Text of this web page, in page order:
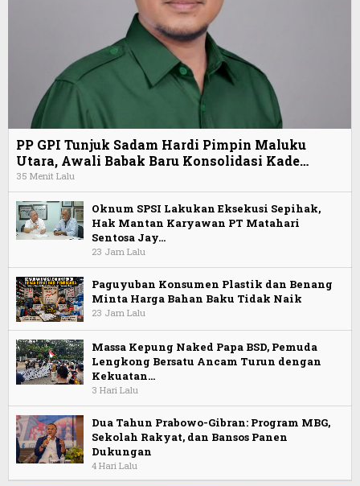
PP GPI Tunjuk Sadam Hardi Pimpin Maluku
Utara, Awali Babak Baru Konsolidasi Kade…
35 Menit Lalu
Oknum SPSI Lakukan Eksekusi Sepihak,
Hak Mantan Karyawan PT Matahari
Sentosa Jay…
23 Jam Lalu
Paguyuban Konsumen Plastik dan Benang
Minta Harga Bahan Baku Tidak Naik
23 Jam Lalu
Massa Kepung Naked Papa BSD, Pemuda
Lengkong Bersatu Ancam Turun dengan
Kekuatan…
3 Hari Lalu
Dua Tahun Prabowo-Gibran: Program MBG,
Sekolah Rakyat, dan Bansos Panen
Dukungan
4 Hari Lalu